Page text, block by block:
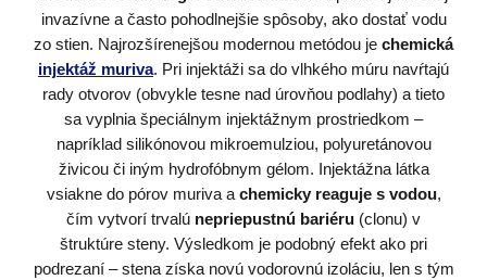
invazívne a často pohodlnejšie spôsoby, ako dostať vodu
zo stien. Najrozšírenejšou modernou metódou je chemická
injektáž muriva. Pri injektáži sa do vlhkého múru navŕtajú
rady otvorov (obvykle tesne nad úrovňou podlahy) a tieto
sa vyplnia špeciálnym injektážnym prostriedkom –
napríklad silikónovou mikroemulziou, polyuretánovou
živicou či iným hydrofóbnym gélom. Injektážna látka
vsiakne do pórov muriva a chemicky reaguje s vodou,
čím vytvorí trvalú nepriepustnú bariéru (clonu) v
štruktúre steny. Výsledkom je podobný efekt ako pri
podrezaní – stena získa novú vodorovnú izoláciu, len s tým